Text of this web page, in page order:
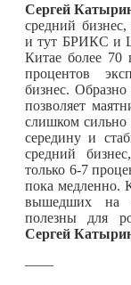
Сергей
средний
и тут БРИКС и
Китае более 70
процентов
бизнес.
позволяет
слишком сильно
середину и
средний
только 6-7
пока медленно.
вышедших на
полезны для
Сергей
——